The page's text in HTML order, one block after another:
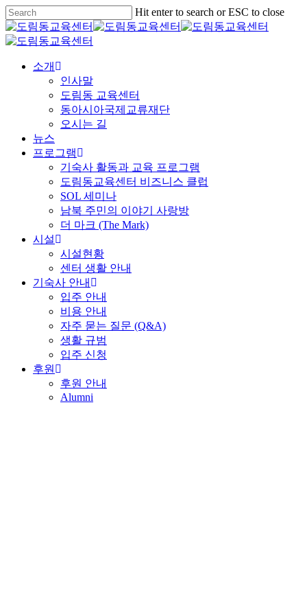
Skip
to
main
content
Hit enter to search or ESC to close
Close
Search
Menu
소개
인사말
도림동 교육센터
동아시아국제교류재단
오시는 길
뉴스
프로그램
기숙사 활동과 교육 프로그램
도림동교육센터 비즈니스 클럽
SOL 세미나
남북 주민의 이야기 사랑방
더 마크 (The Mark)
시설
시설현황
센터 생활 안내
기숙사 안내
입주 안내
비용 안내
자주 묻는 질문 (Q&A)
생활 규범
입주 신청
후원
후원 안내
Alumni